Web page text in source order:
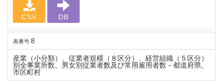
CSV DB
表番号 8
産業（小分類）、従業者規模（８区分）、経営組織（５区分）
別全事業所数、男女別従業者数及び常用雇用者数－都道府県、
市区町村